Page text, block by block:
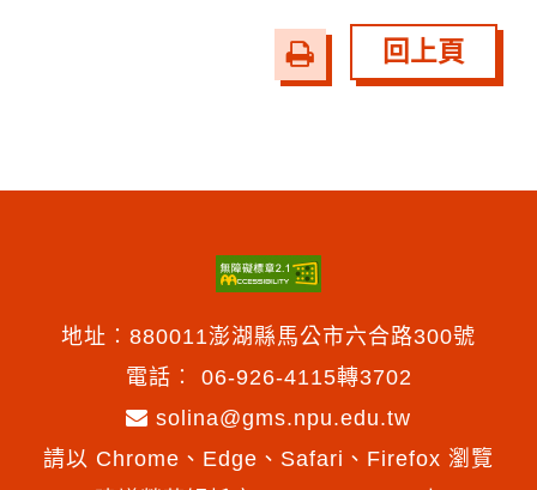
友
善
回上頁
地址︰880011澎湖縣馬公市六合路300號
電話︰ 06-926-4115轉3702
solina@gms.npu.edu.tw
請以 Chrome、Edge、Safari、Firefox 瀏覽